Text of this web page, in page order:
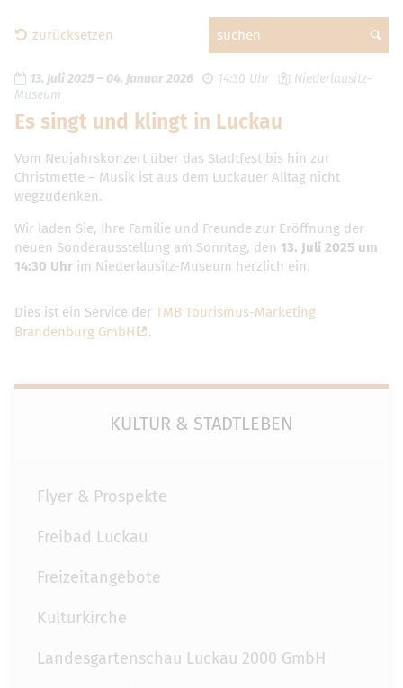
zurücksetzen suchen
13. Juli 2025 – 04. Januar 2026 14:30 Uhr
Niederlausitz-
Museum
Es singt und klingt in Luckau
Vom Neujahrskonzert über das Stadtfest bis hin zur
Christmette – Musik ist aus dem Luckauer Alltag nicht
wegzudenken.
Wir laden Sie, Ihre Familie und Freunde zur Eröffnung der
neuen Sonderausstellung am Sonntag, den 13. Juli 2025 um
14:30 Uhr im Niederlausitz-Museum herzlich ein.
Dies ist ein Service der TMB Tourismus-Marketing
Brandenburg GmbH
.
KULTUR & STADTLEBEN
Flyer & Prospekte
Freibad Luckau
Freizeitangebote
Kulturkirche
Landesgartenschau Luckau 2000 GmbH